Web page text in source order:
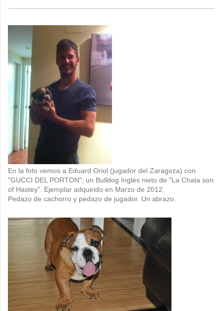
En la foto vemos a Eduard Oriol (jugador del Zaragoza) con
"GUCCI DEL PORTON", un Bulldog Inglés nieto de "La Chata son
of Hastey". Ejemplar adquirido en Marzo de 2012.
Pedazo de cachorro y pedazo de jugador. Un abrazo.